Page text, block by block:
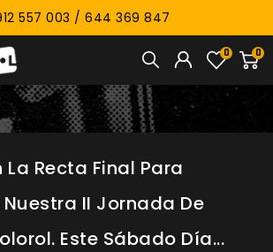
557 003 / 644 369 847
0
0
La Recta Final Para
II Jornada De
Este Sábado Día...